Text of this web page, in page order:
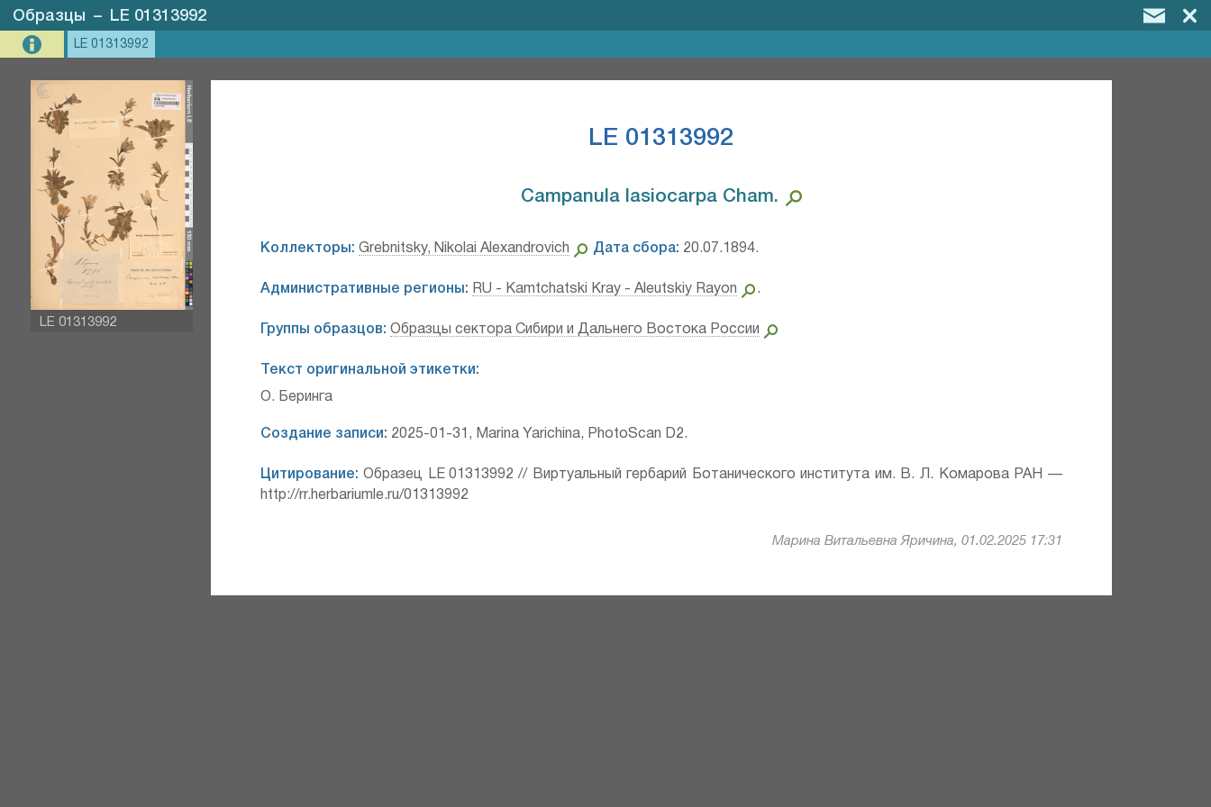
Образцы – LE 01313992
LE 01313992
LE 01313992
LE 01313992
Campanula lasiocarpa Cham.⁣
Коллекторы: Grebnitsky, Nikolai Alexandrovich Дата сбора: 20.07.1894.
Административные регионы: RU - Kamtchatski Kray - Aleutskiy Rayon .
Группы образцов: Образцы сектора Сибири и Дальнего Востока России
Текст оригинальной этикетки:
О. Беринга
Создание записи: 2025-01-31, Marina Yarichina, PhotoScan D2.
Цитирование: Образец LE 01313992 // Виртуальный гербарий Ботанического института им. В. Л. Комарова РАН —
http://rr.herbariumle.ru/01313992
Марина Витальевна Яричина, 01.02.2025 17:31